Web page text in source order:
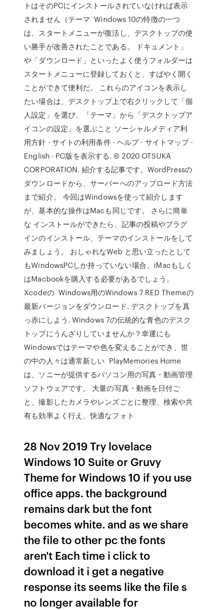
トはそのPCにインストールされていなければ表示
されません（テーマ Windows 10の特徴の一つ
は、スタートメニューが復活し、デスクトップの使
い勝手が改善されたことである。 ドキュメント」
や「ダウンロード」といったよく使うフォルダーは
スタートメニューに登録しておくと、すばやく開く
ことができて便利だ。 これらのアイコンを表示し
たい場合は、デスクトップ上で右クリックして「個
人設定」を選び、「テーマ」から「デスクトップア
イコンの設定」を選ぶこと ソーシャルメディア利
用方針 · サイトの利用条件 · ヘルプ · サイトマップ ·
English · PC版を表示する. © 2020 OTSUKA
CORPORATION. 紹介する記事です。WordPressの
ダウンロードから、サーバーへのアップロード方法
まで紹介。 今回はWindowsを使って紹介します
が、基本的な操作はMacも同じです。 さらに簡単
な インストールができたら、記事の投稿やプラグ
インのインストール、テーマのインストールをして
みましょう。 おしゃれなWeb と思い立ったとして
もWindowsPCしか持っていない場合、iMacもしく
はMacbookを購入する必要があるでしょう。
Xcodeの Windows用のWindows 7 RED Themeの
最新バージョンをダウンロード. デスクトップを真
っ赤にしよう. Windows 7の伝統的な青色のデスク
トップにうんざりしていませんか？幸運にも
Windowsではテーマや色を変えることができ、世
の中の人々は通常新しい PlayMemories Home
は、ソニーが提供するパソコン用の写真・動画管理
ソフトウェアです。 大量の写真・動画を日付ご
と、撮影したカメラやレンズごとに整理、検索や共
有も効率よく行え、快適なフォト
28 Nov 2019 Try lovelace
Windows 10 Suite or Gruvy
Theme for Windows 10 if you use
office apps. the background
remains dark but the font
becomes white. and as we share
the file to other pc the fonts
aren't Each time i click to
download it i get a negative
response its seems like the file s
no longer available for